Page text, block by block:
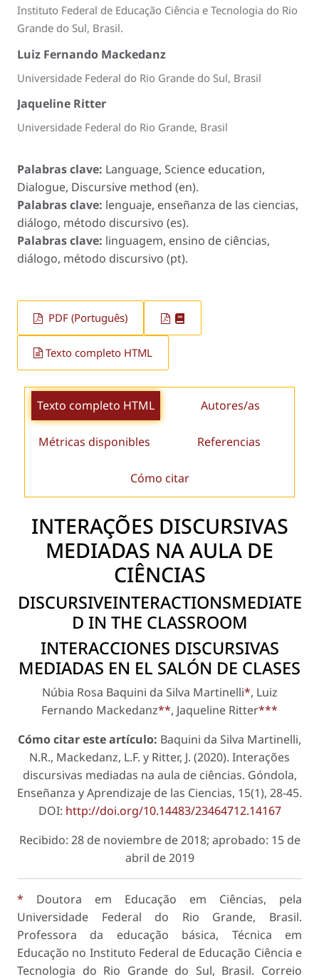
Instituto Federal de Educação Ciência e Tecnologia do Rio
Grande do Sul, Brasil.
Luiz Fernando Mackedanz
Universidade Federal do Rio Grande do Sul, Brasil
Jaqueline Ritter
Universidade Federal do Rio Grande, Brasil
Palabras clave: Language, Science education,
Dialogue, Discursive method (en).
Palabras clave: lenguaje, enseñanza de las ciencias,
diálogo, método discursivo (es).
Palabras clave: linguagem, ensino de ciências,
diálogo, método discursivo (pt).
PDF (Português)
Texto completo HTML
Texto completo HTML Autores/as
Métricas disponibles Referencias
Cómo citar
INTERAÇÕES DISCURSIVAS
MEDIADAS NA AULA DE
CIÊNCIAS
DISCURSIVEINTERACTIONSMEDIATE
D IN THE CLASSROOM
INTERACCIONES DISCURSIVAS
MEDIADAS EN EL SALÓN DE CLASES
Núbia Rosa Baquini da Silva Martinelli*, Luiz
Fernando Mackedanz**, Jaqueline Ritter***
Cómo citar este artículo: Baquini da Silva Martinelli,
N.R., Mackedanz, L.F. y Ritter, J. (2020). Interações
discursi­vas mediadas na aula de ciências. Góndola,
Enseñanza y Aprendizaje de las Ciencias, 15(1), 28-45.
DOI: http://doi.org/10.14483/23464712.14167
Recibido: 28 de noviembre de 2018; aprobado: 15 de
abril de 2019
*
Doutora em Educação em Ciências, pela
Universidade Federal do Rio Grande, Brasil.
Professora da educação básica, Técnica em
Educação no Instituto Federal de Educação Ciência e
Tecnologia do Rio Grande do Sul, Brasil. Correio